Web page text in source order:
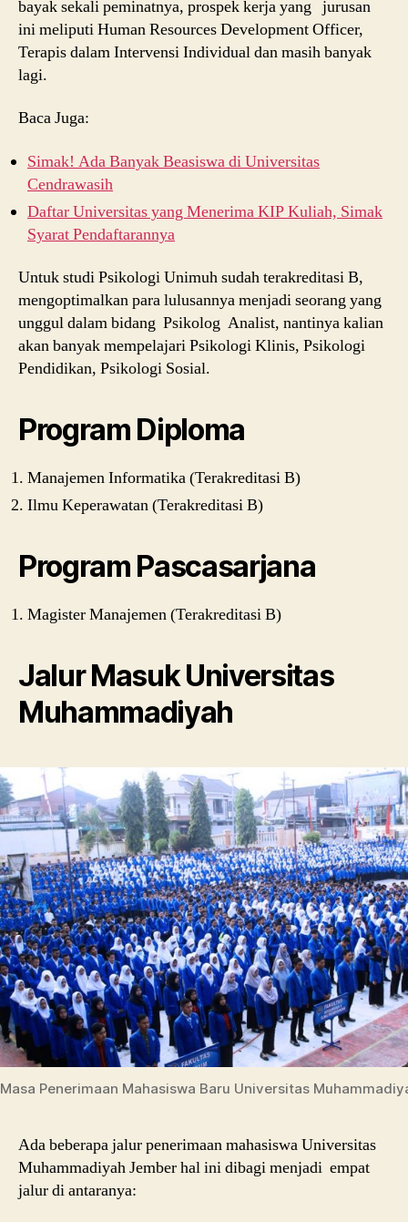
bayak sekali peminatnya, prospek kerja yang jurusan
ini meliputi Human Resources Development Officer,
Terapis dalam Intervensi Individual dan masih banyak
lagi.
Baca Juga:
Simak! Ada Banyak Beasiswa di Universitas
Cendrawasih
Daftar Universitas yang Menerima KIP Kuliah, Simak
Syarat Pendaftarannya
Untuk studi Psikologi Unimuh sudah terakreditasi B,
mengoptimalkan para lulusannya menjadi seorang yang
unggul dalam bidang Psikolog Analist, nantinya kalian
akan banyak mempelajari Psikologi Klinis, Psikologi
Pendidikan, Psikologi Sosial.
Program Diploma
Manajemen Informatika (Terakreditasi B)
Ilmu Keperawatan (Terakreditasi B)
Program Pascasarjana
Magister Manajemen (Terakreditasi B)
Jalur Masuk Universitas
Muhammadiyah
Masa Penerimaan Mahasiswa Baru Universitas
Ada beberapa jalur penerimaan mahasiswa Universitas
Muhammadiyah Jember hal ini dibagi menjadi empat
jalur di antaranya: